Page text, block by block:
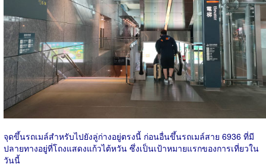
จุดขึ้นรถเมล์สำหรับไปยังลู่ก่างอยู่ตรงนี้ ก่อนอื่นขึ้นรถเมล์สาย 6936 ที่มี
ปลายทางอยู่ที่โถงแสดงแก้วไต้หวัน ซึ่งเป็นเป้าหมายแรกของการเที่ยวใน
วันนี้